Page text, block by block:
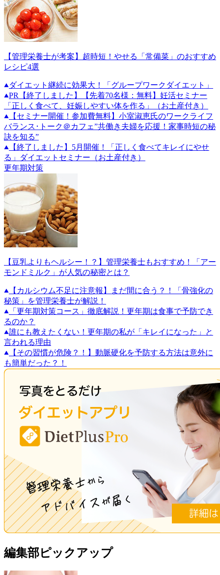
【管理栄養士が考案】超時短！やせる「常備菜」のおすすめ
レシピ4選
ダイエット継続に効果大！「グループワークダイエット」
PR
【終了しました】【先着70名様：無料】妊活セミナー
「正しく食べて、妊娠しやすい体を作る」（お土産付き）
【セミナー開催！参加費無料】小室淑恵氏のワークライフ
バランス･トーク＠カフェ”共働き夫婦を応援！家事時短の秘
訣を知る”
【終了しました】5月開催！「正しく食べてキレイにやせ
る」ダイエットセミナー（お土産付き）
更年期対策
【豆乳よりもヘルシー！？】管理栄養士もおすすめ！「アー
モンドミルク」が人気の秘密とは？
【カルシウム不足に注意報】まだ間に合う？！「骨強化の
秘策」を管理栄養士が解説！
「更年期対策コース」徹底解説！更年期は食事で予防でき
るのか？
誰にも教えたくない！更年期の私が「キレイになった」と
言われる理由
【その習慣が危険？！】動脈硬化を予防する方法は意外に
も簡単だった？！
編集部ピックアップ